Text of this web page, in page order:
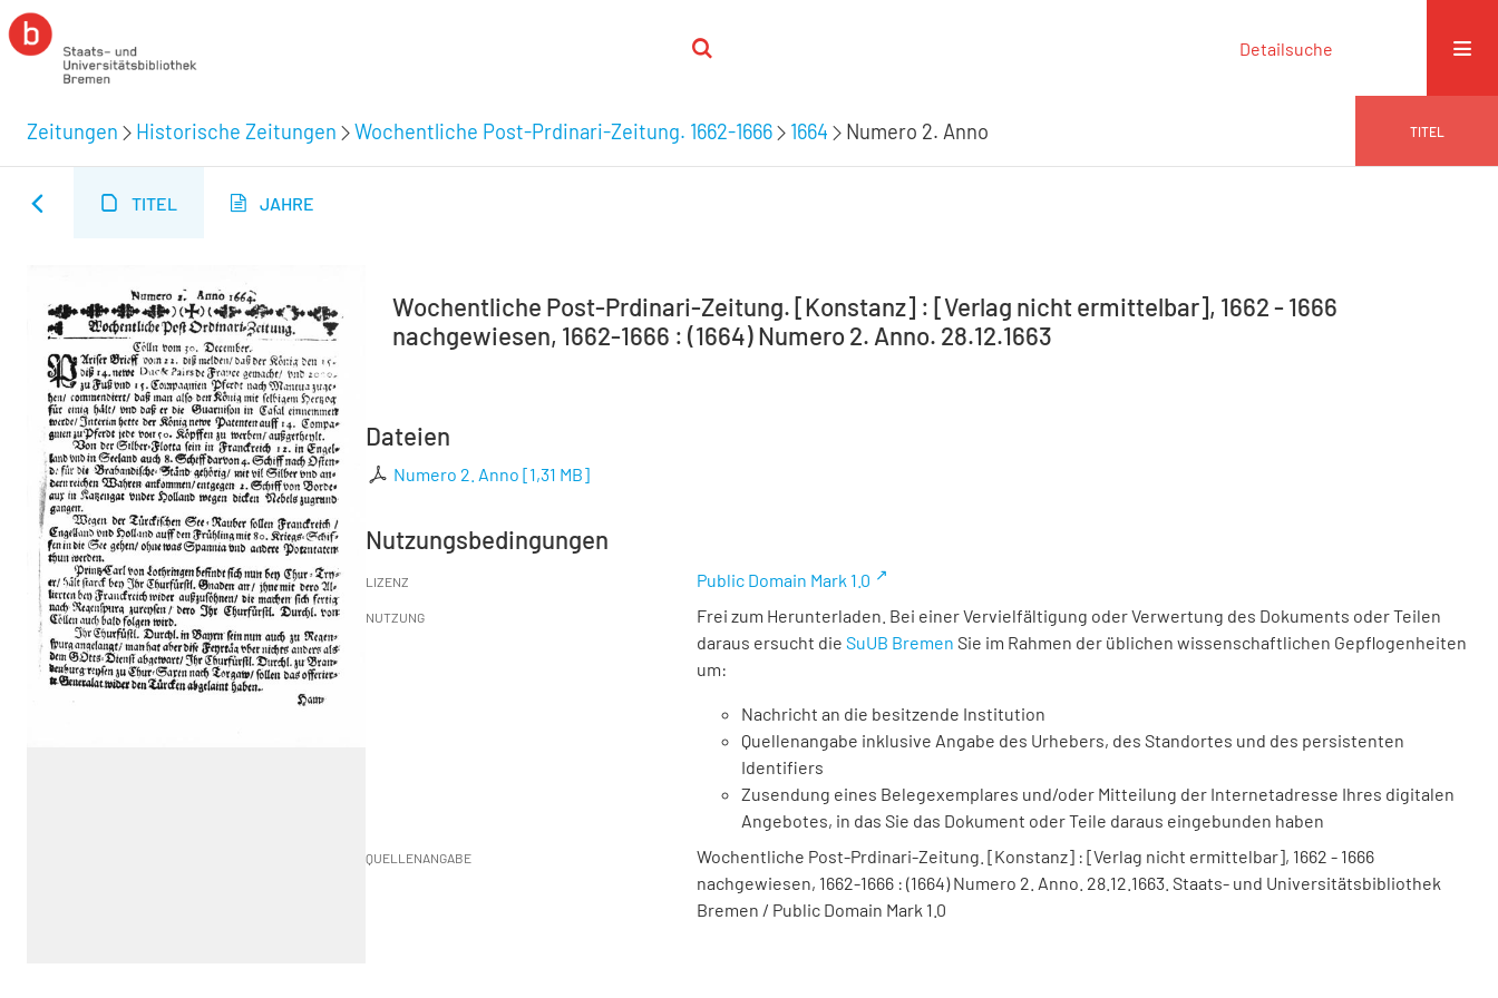
Detailsuche
Zeitungen Historische Zeitungen Wochentliche Post-Prdinari-Zeitung. 1662-1666 1664 Numero 2. Anno TITEL
TITEL JAHRE
Wochentliche Post-Prdinari-Zeitung. [Konstanz] : [Verlag nicht ermittelbar], 1662 - 1666
nachgewiesen, 1662-1666 : (1664) Numero 2. Anno. 28.12.1663
Dateien
Numero 2. Anno [1,31 MB]
Nutzungsbedingungen
LIZENZ Public Domain Mark 1.0
NUTZUNG
Frei zum Herunterladen. Bei einer Vervielfältigung oder Verwertung des Dokuments oder Teilen
daraus ersucht die SuUB Bremen Sie im Rahmen der üblichen wissenschaftlichen Gepflogenheiten
um:
Nachricht an die besitzende Institution
Quellenangabe inklusive Angabe des Urhebers, des Standortes und des persistenten
Identifiers
Zusendung eines Belegexemplares und/oder Mitteilung der Internetadresse Ihres digitalen
Angebotes, in das Sie das Dokument oder Teile daraus eingebunden haben
QUELLENANGABE
Wochentliche Post-Prdinari-Zeitung. [Konstanz] : [Verlag nicht ermittelbar], 1662 - 1666
nachgewiesen, 1662-1666 : (1664) Numero 2. Anno. 28.12.1663. Staats- und Universitätsbibliothek
Bremen / Public Domain Mark 1.0